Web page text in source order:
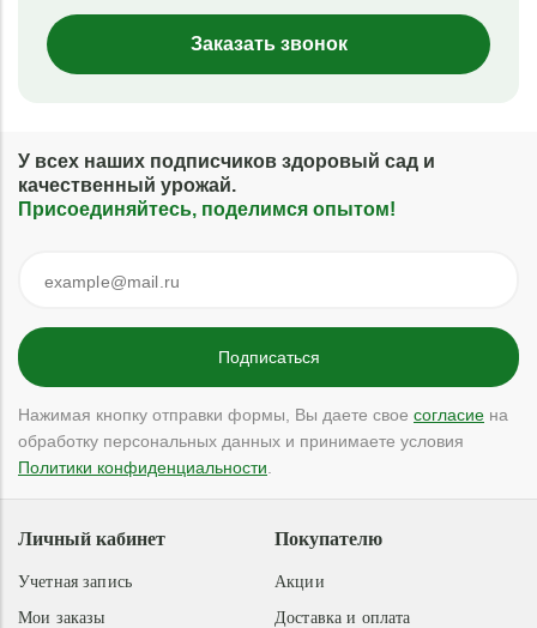
Заказать звонок
У всех наших подписчиков здоровый сад и
качественный урожай.
Присоединяйтесь, поделимся опытом!
Нажимая кнопку отправки формы, Вы даете свое согласие на
обработку персональных данных и принимаете условия
Политики конфиденциальности
Покупателю
Акции
Доставка и оплата
Личный кабинет
Учетная запись
Мои заказы